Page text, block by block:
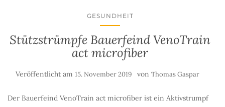
GESUNDHEIT
Stützstrümpfe Bauerfeind VenoTrain
act microfiber
Veröffentlicht am 15. November 2019 von Thomas Gaspar
Der Bauerfeind VenoTrain act microfiber ist ein Aktivstrumpf